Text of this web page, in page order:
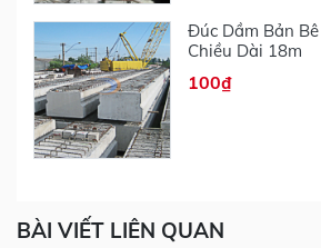
Đúc Dầm Bản
Chiều Dài 18m
100₫
BÀI VIẾT LIÊN QUAN